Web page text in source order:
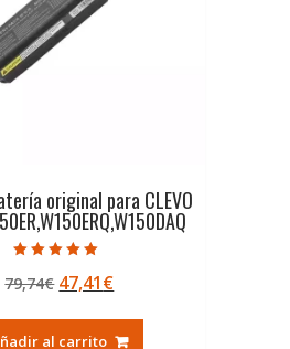
original para CLEVO
5.00
de 5
79,74€ El
original
47,41€El
actual
al carrito